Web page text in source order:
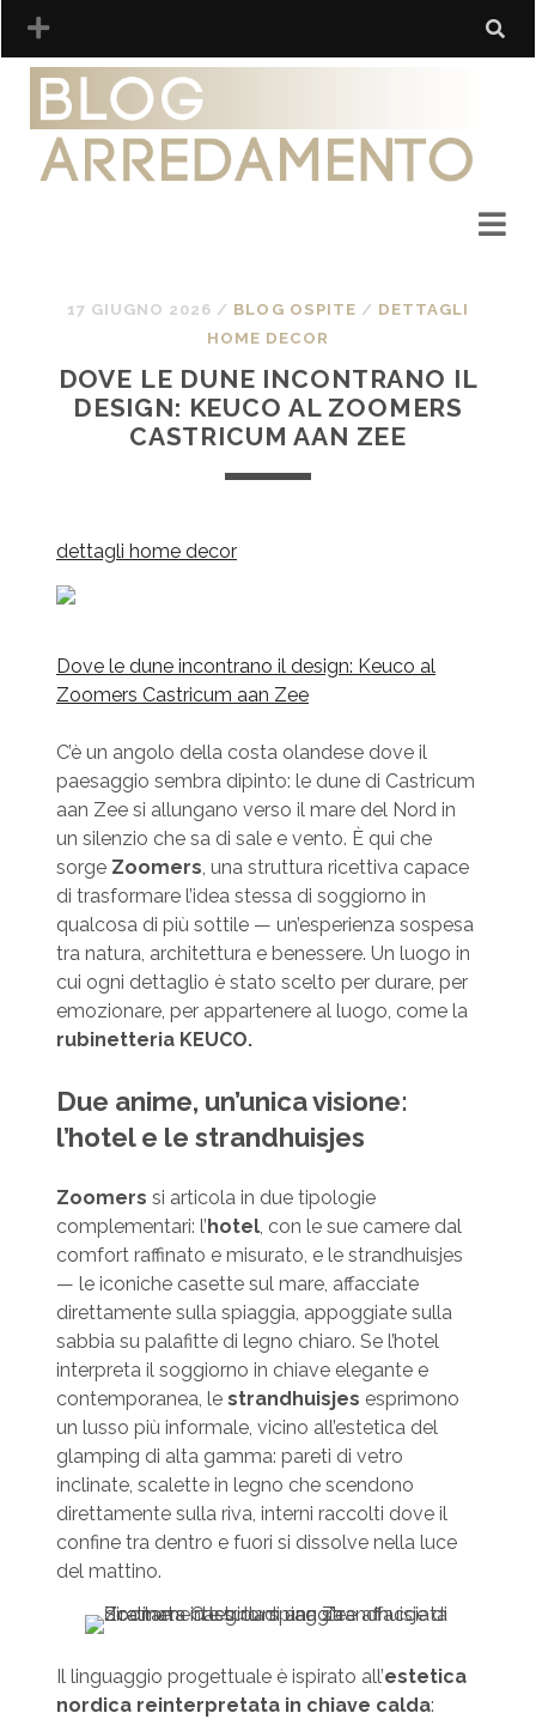
17 GIUGNO 2026 / BLOG OSPITE / DETTAGLI
HOME DECOR
DOVE LE DUNE INCONTRANO IL
DESIGN: KEUCO AL ZOOMERS
CASTRICUM AAN ZEE
dettagli home decor
Dove le dune incontrano il design: Keuco al
Zoomers Castricum aan Zee
C’è un angolo della costa olandese dove il
paesaggio sembra dipinto: le dune di Castricum
aan Zee si allungano verso il mare del Nord in
un silenzio che sa di sale e vento. È qui che
sorge Zoomers, una struttura ricettiva capace
di trasformare l’idea stessa di soggiorno in
qualcosa di più sottile — un’esperienza sospesa
tra natura, architettura e benessere. Un luogo in
cui ogni dettaglio è stato scelto per durare, per
emozionare, per appartenere al luogo, come la
rubinetteria KEUCO.
Due anime, un’unica visione:
l’hotel e le strandhuisjes
Zoomers si articola in due tipologie
complementari: l’hotel, con le sue camere dal
comfort raffinato e misurato, e le strandhuisjes
— le iconiche casette sul mare, affacciate
direttamente sulla spiaggia, appoggiate sulla
sabbia su palafitte di legno chiaro. Se l’hotel
interpreta il soggiorno in chiave elegante e
contemporanea, le strandhuisjes esprimono
un lusso più informale, vicino all’estetica del
glamping di alta gamma: pareti di vetro
inclinate, scalette in legno che scendono
direttamente sulla riva, interni raccolti dove il
confine tra dentro e fuori si dissolve nella luce
del mattino.
Il linguaggio progettuale è ispirato all’estetica
nordica reinterpretata in chiave calda: